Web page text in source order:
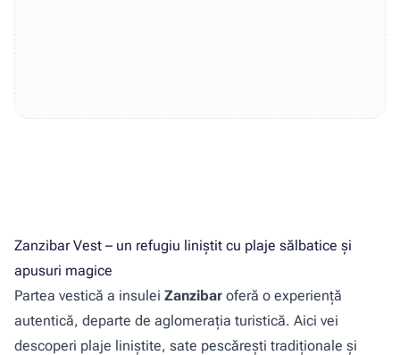
Zanzibar Vest – un refugiu liniștit cu plaje sălbatice și
apusuri magice
Partea vestică a insulei Zanzibar oferă o experiență
autentică, departe de aglomerația turistică. Aici vei
descoperi plaje liniștite, sate pescărești tradiționale și